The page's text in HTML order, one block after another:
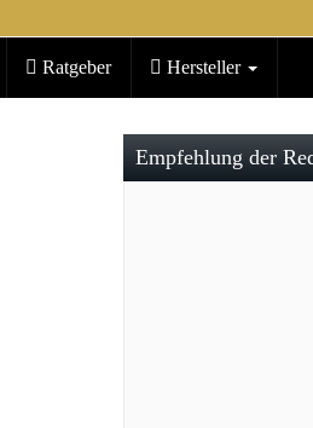
Ratgeber Hersteller
Empfehlung der